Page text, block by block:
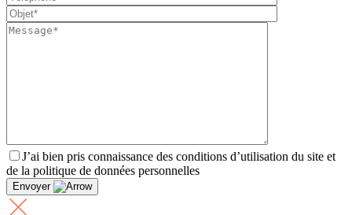
J’ai bien pris connaissance des conditions d’utilisation du site et
de la politique de données personnelles
Envoyer